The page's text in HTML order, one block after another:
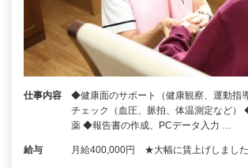
仕事内容
◆健康面のサポート（健康観察、運動指
チェック（血圧、脈拍、体温測定など）
薬 ◆報告書の作成、PCデータ入力 …
給与 月給400,000円 ★大幅に賃上げしました